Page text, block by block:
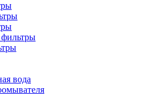
фильтры
вода